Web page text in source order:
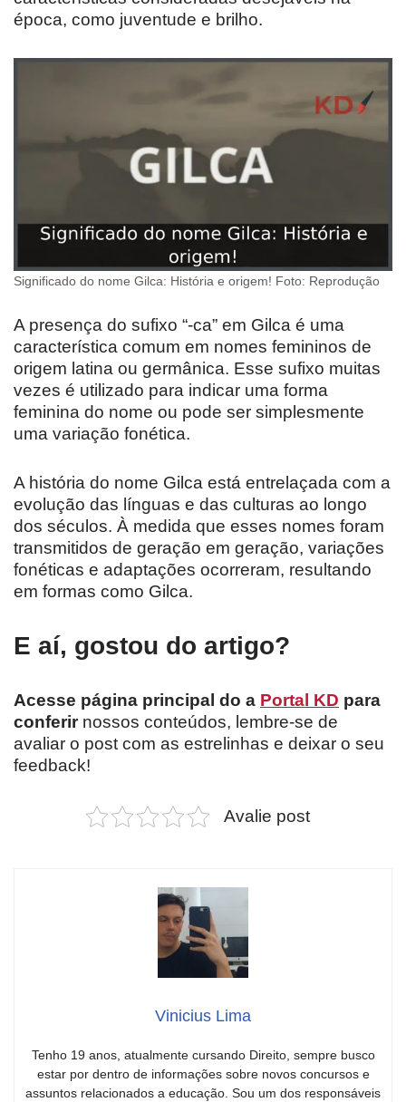
época, como juventude e brilho.
Significado do nome Gilca: História e origem! Foto: Reprodução
A presença do sufixo “-ca” em Gilca é uma
característica comum em nomes femininos de
origem latina ou germânica. Esse sufixo muitas
vezes é utilizado para indicar uma forma
feminina do nome ou pode ser simplesmente
uma variação fonética.
A história do nome Gilca está entrelaçada com a
evolução das línguas e das culturas ao longo
dos séculos. À medida que esses nomes foram
transmitidos de geração em geração, variações
fonéticas e adaptações ocorreram, resultando
em formas como Gilca.
E aí, gostou do artigo?
Acesse página principal do a Portal KD para
conferirnossos conteúdos, lembre-se de
avaliar o post com as estrelinhas e deixar o seu
feedback!
Avalie post
Vinicius Lima
Tenho 19 anos, atualmente cursando Direito, sempre busco
estar por dentro de informações sobre novos concursos e
assuntos relacionados a educação. Sou um dos responsáveis